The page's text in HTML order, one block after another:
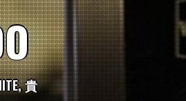
O
ITE,貴